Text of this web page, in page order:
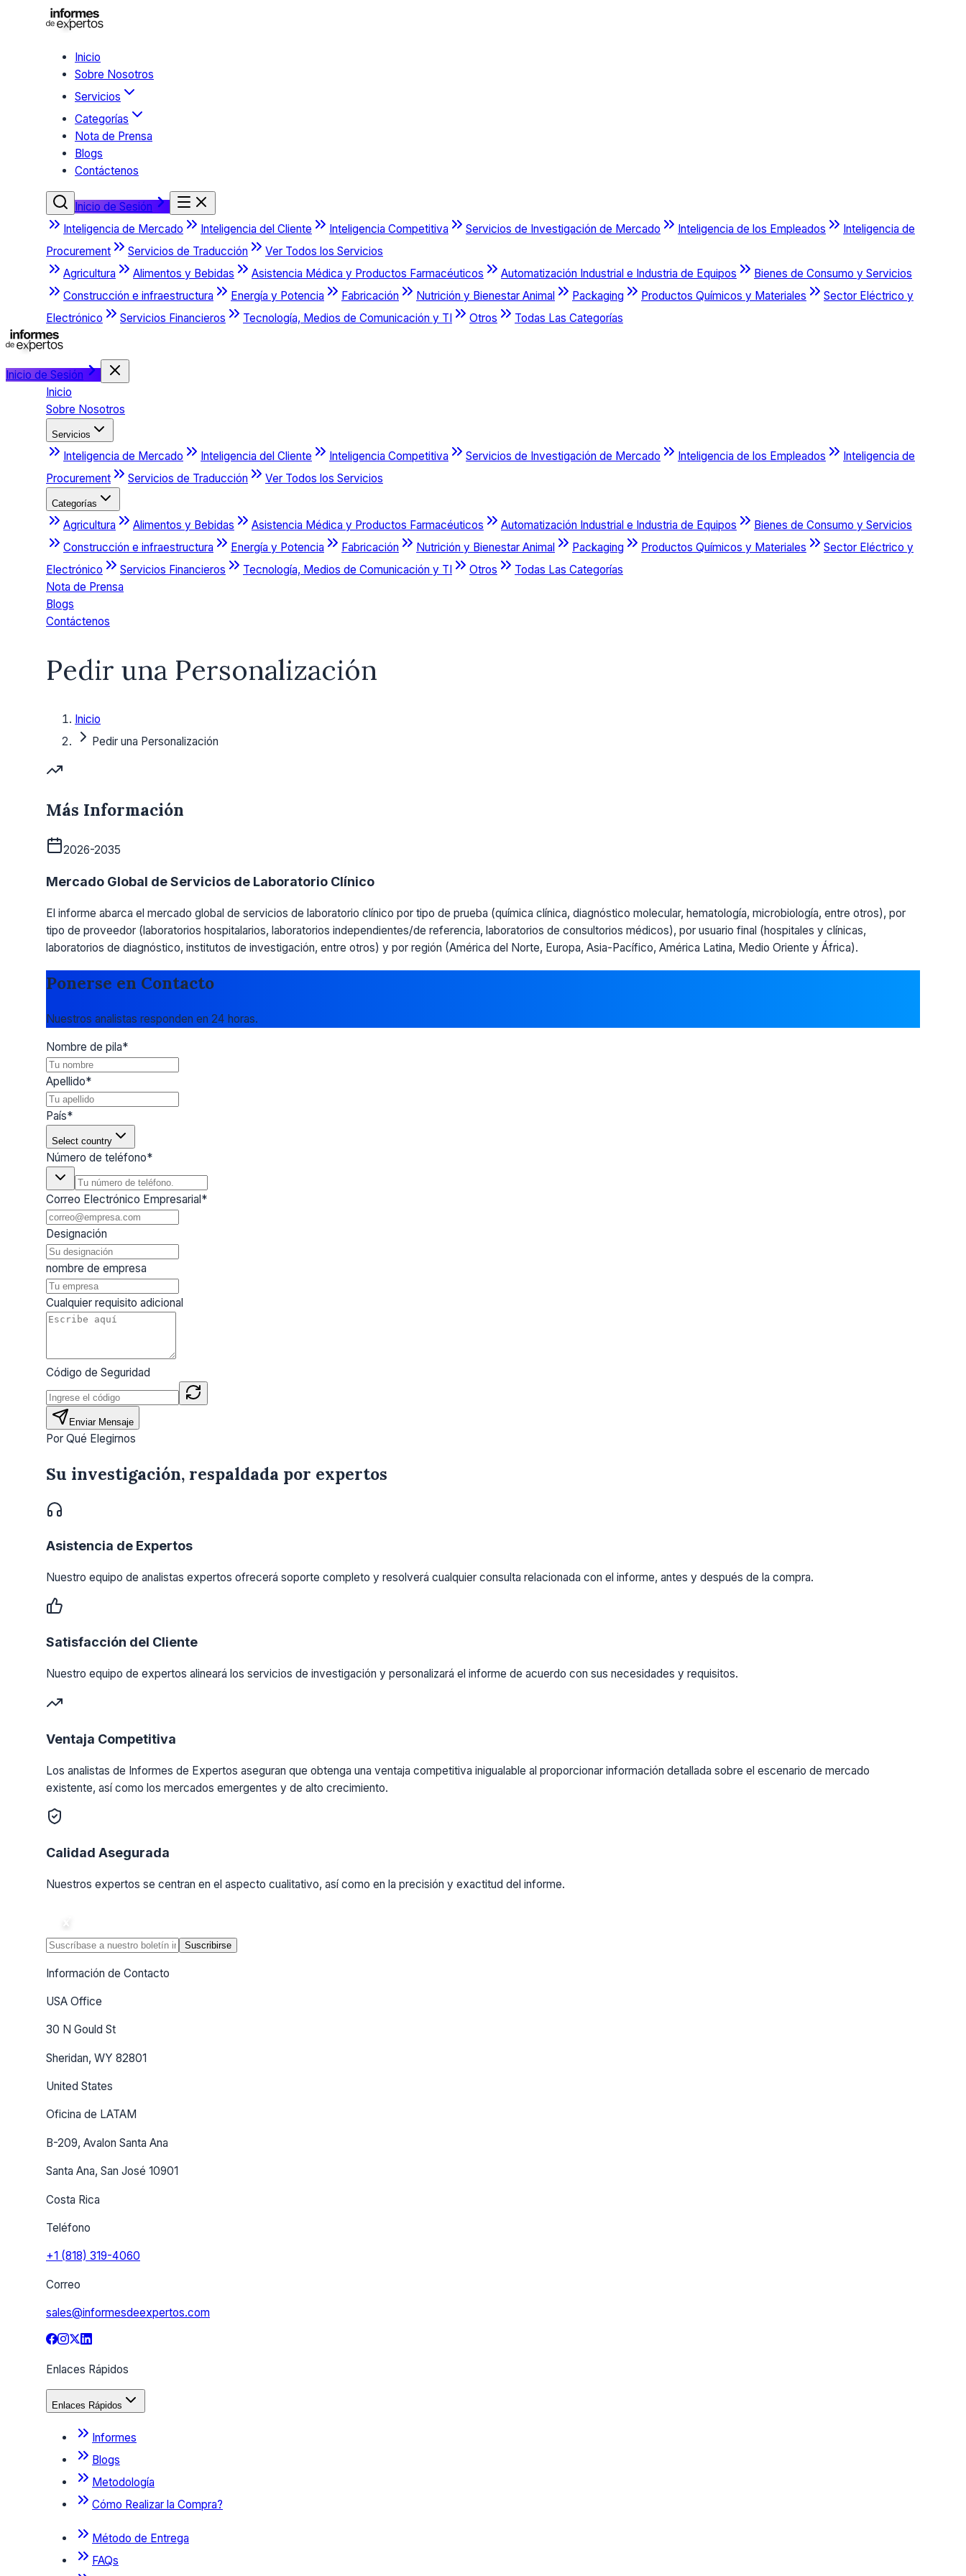
Inicio
Sobre Nosotros
Servicios
Categorías
Nota de Prensa
Blogs
Contáctenos
Inicio de Sesión
Inteligencia de Mercado
Inteligencia del Cliente Inteligencia Competitiva Servicios de Investigación de Mercado Inteligencia de los Empleados
Inteligencia de
Procurement
Servicios de Traducción
Ver Todos los Servicios
Agricultura
Alimentos y Bebidas Asistencia Médica y Productos Farmacéuticos Automatización Industrial e Industria de Equipos
Bienes de Consumo y Servicios
Construcción e infraestructura
Energía y Potencia Fabricación Nutrición y Bienestar Animal Packaging Productos Químicos y Materiales
Sector Eléctrico y
Electrónico
Servicios Financieros Tecnología, Medios de Comunicación y TI Otros Todas Las Categorías
Inicio de Sesión
Inicio
Sobre Nosotros
Servicios
Inteligencia de Mercado Inteligencia del Cliente Inteligencia Competitiva Servicios de Investigación de Mercado Inteligencia de los Empleados
Inteligencia de
Procurement
Servicios de Traducción Ver Todos los Servicios
Categorías
Agricultura Alimentos y Bebidas Asistencia Médica y Productos Farmacéuticos Automatización Industrial e Industria de Equipos
Bienes de Consumo y Servicios
Construcción e infraestructura
Energía y Potencia Fabricación Nutrición y Bienestar Animal Packaging Productos Químicos y Materiales
Sector Eléctrico y
Electrónico
Servicios Financieros Tecnología, Medios de Comunicación y TI Otros
Todas Las Categorías
Nota de Prensa
Blogs
Contáctenos
Pedir una Personalización
Inicio
Pedir una Personalización
Más Información
2026-2035
Mercado Global de Servicios de Laboratorio Clínico
El informe abarca el mercado global de servicios de laboratorio clínico por tipo de prueba (química clínica, diagnóstico molecular, hematología, microbiología, entre otros), por
tipo de proveedor (laboratorios hospitalarios, laboratorios independientes/de referencia, laboratorios de consultorios médicos), por usuario final (hospitales y clínicas,
laboratorios de diagnóstico, institutos de investigación, entre otros) y por región (América del Norte, Europa, Asia-Pacífico, América Latina, Medio Oriente y África).
Ponerse en Contacto
Nuestros analistas responden en 24 horas.
Nombre de pila*
Apellido*
País*
Select country
Número de teléfono*
Correo Electrónico Empresarial*
Designación
nombre de empresa
Cualquier requisito adicional
Código de Seguridad
Enviar Mensaje
Por Qué Elegirnos
Su investigación, respaldada por expertos
Asistencia de Expertos
Nuestro equipo de analistas expertos ofrecerá soporte completo y resolverá cualquier consulta relacionada con el informe, antes y después de la compra.
Satisfacción del Cliente
Nuestro equipo de expertos alineará los servicios de investigación y personalizará el informe de acuerdo con sus necesidades y requisitos.
Ventaja Competitiva
Los analistas de Informes de Expertos aseguran que obtenga una ventaja competitiva inigualable al proporcionar información detallada sobre el escenario de mercado
existente, así como los mercados emergentes y de alto crecimiento.
Calidad Asegurada
Nuestros expertos se centran en el aspecto cualitativo, así como en la precisión y exactitud del informe.
Suscribirse
Información de Contacto
USA Office
30 N Gould St
Sheridan, WY 82801
United States
Oficina de LATAM
B-209, Avalon Santa Ana
Santa Ana, San José 10901
Costa Rica
Teléfono
+1 (818) 319-4060
Correo
sales@informesdeexpertos.com
Enlaces Rápidos
Enlaces Rápidos
Informes
Blogs
Metodología
Cómo Realizar la Compra?
Método de Entrega
FAQs